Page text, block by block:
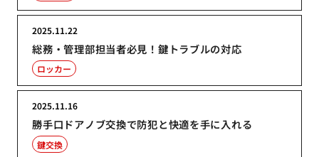
総務・管理部担当者必見！鍵トラブルの対応
2025.11.22
ロッカー
勝手口ドアノブ交換で防犯と快適を手に入れる
2025.11.16
鍵交換